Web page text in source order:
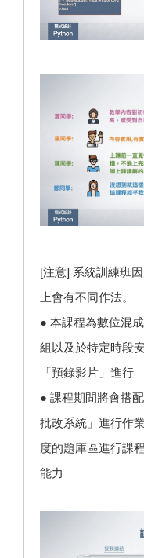
[注意] 系統訓練班
上會有不同作法。
● 本課程為數位混
組以及於特定時段
「預錄影片」進行
● 課程期間將會搭
批改系統」進行作
度的題庫區進行課
能力